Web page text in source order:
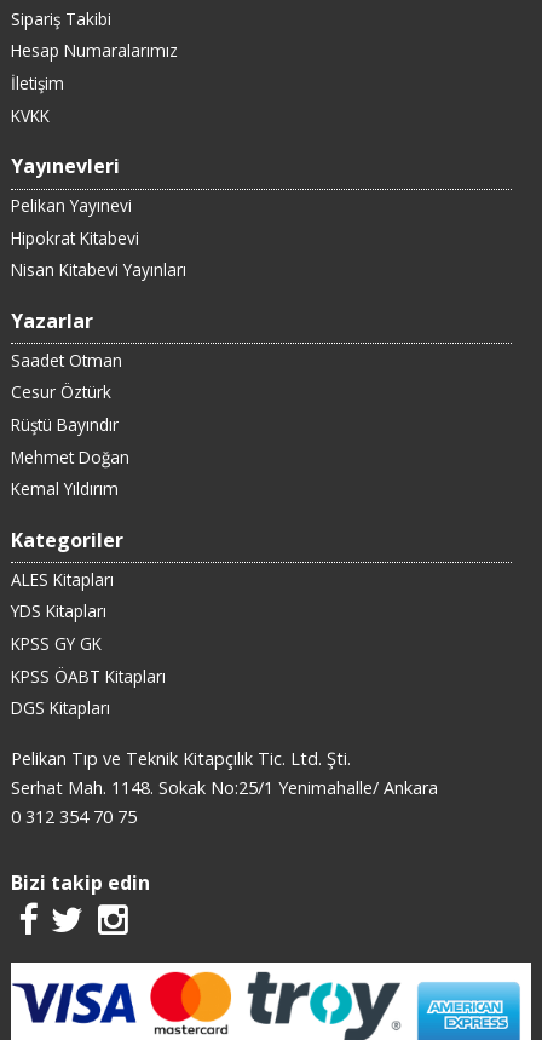
Sipariş Takibi
Hesap Numaralarımız
İletişim
KVKK
Yayınevleri
Pelikan Yayınevi
Hipokrat Kitabevi
Nisan Kitabevi Yayınları
Yazarlar
Saadet Otman
Cesur Öztürk
Rüştü Bayındır
Mehmet Doğan
Kemal Yıldırım
Kategoriler
ALES Kitapları
YDS Kitapları
KPSS GY GK
KPSS ÖABT Kitapları
DGS Kitapları
Pelikan Tıp ve Teknik Kitapçılık Tic. Ltd. Şti.
Serhat Mah. 1148. Sokak No:25/1 Yenimahalle/ Ankara
0 312 354 70 75
Bizi takip edin